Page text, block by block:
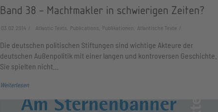
Band 38 - Machtmakler in schwierigen Zeiten?
03.02.2014 Atlantic Texts, Publications, Publikationen, Atlantische Texte
Die deutschen politischen Stiftungen sind wichtige Akteure der
deutschen Außenpolitik mit einer langen und kontroversen Geschichte.
Sie spielten nicht…
Weiterlesen